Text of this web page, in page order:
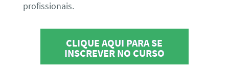
profissionais.
CLIQUE AQUI PARA SE
INSCREVER NO CURSO